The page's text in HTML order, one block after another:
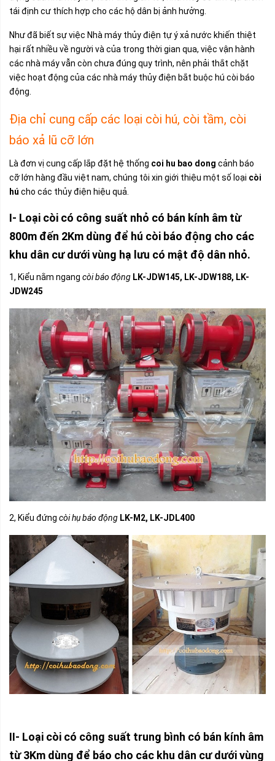
tái định cư thích hợp cho các hộ dân bị ảnh hưởng.
Như đã biết sự việc Nhà máy thủy điện tự ý xả nước khiến thiệt
hại rất nhiều về người và của trong thời gian qua, việc vận hành
các nhà máy vẫn còn chưa đúng quy trình, nên phải thắt chặt
việc hoạt động của các nhà máy thủy điện bắt buộc hú còi báo
động.
Địa chỉ cung cấp các loại còi hú, còi tầm, còi
báo xả lũ cỡ lớn
Là đơn vị cung cấp lắp đặt hệ thống coi hu bao dong cảnh báo
cỡ lớn hàng đầu việt nam, chúng tôi xin giới thiệu một số loại còi
hú cho các thủy điện hiệu quả.
I- Loại còi có công suất nhỏ có bán kính âm từ
800m đến 2Km dùng để hú còi báo động cho các
khu dân cư dưới vùng hạ lưu có mật độ dân nhỏ.
1, Kiểu nằm ngang còi báo động LK-JDW145, LK-JDW188, LK-
JDW245
2, Kiểu đứng còi hụ báo động LK-M2, LK-JDL400
II- Loại còi có công suất trung bình có bán kính âm
từ 3Km dùng để báo cho các khu dân cư dưới vùng